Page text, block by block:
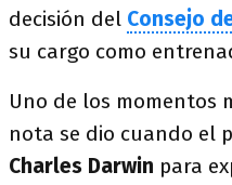
decisión del Consejo
su cargo como
Uno de los momentos
nota se dio cuando el
Charles Darwin para